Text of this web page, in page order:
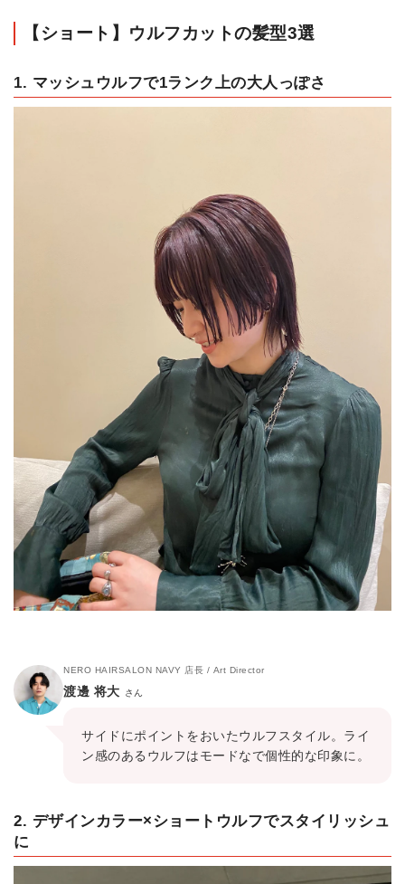
【ショート】ウルフカットの髪型3選
1. マッシュウルフで1ランク上の大人っぽさ
NERO HAIRSALON NAVY 店長 / Art Director
渡邊 将大 さん
サイドにポイントをおいたウルフスタイル。ライ
ン感のあるウルフはモードなで個性的な印象に。
2. デザインカラー×ショートウルフでスタイリッシュ
に